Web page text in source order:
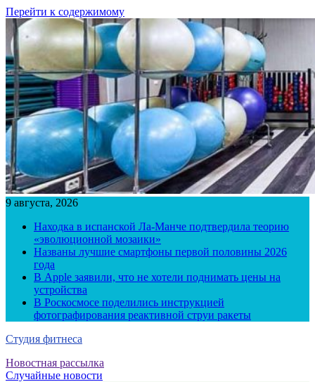
Перейти к содержимому
9 августа, 2026
Находка в испанской Ла-Манче подтвердила теорию
«эволюционной мозаики»
Названы лучшие смартфоны первой половины 2026
года
В Apple заявили, что не хотели поднимать цены на
устройства
В Роскосмосе поделились инструкцией
фотографирования реактивной струи ракеты
Студия фитнеса
Новостная рассылка
Случайные новости